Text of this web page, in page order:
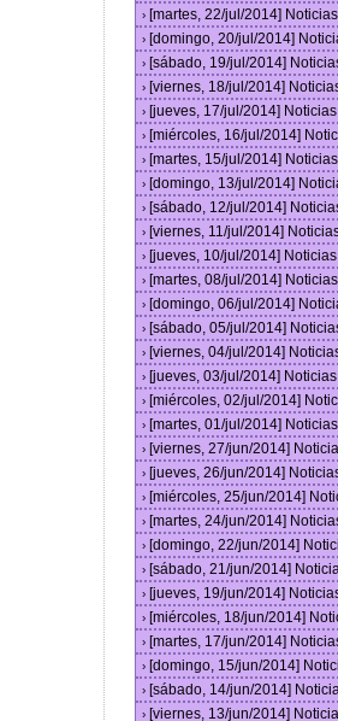
› [martes, 22/jul/2014]
› [domingo, 20/jul/2014]
› [sábado, 19/jul/2014]
› [viernes, 18/jul/2014]
› [jueves, 17/jul/2014]
› [miércoles, 16/jul/2014]
› [martes, 15/jul/2014]
› [domingo, 13/jul/2014]
› [sábado, 12/jul/2014]
› [viernes, 11/jul/2014]
› [jueves, 10/jul/2014]
› [martes, 08/jul/2014]
› [domingo, 06/jul/2014]
› [sábado, 05/jul/2014]
› [viernes, 04/jul/2014]
› [jueves, 03/jul/2014]
› [miércoles, 02/jul/2014]
› [martes, 01/jul/2014]
› [viernes, 27/jun/2014]
› [jueves, 26/jun/2014]
› [miércoles, 25/jun/2014]
› [martes, 24/jun/2014]
› [domingo, 22/jun/2014]
› [sábado, 21/jun/2014]
› [jueves, 19/jun/2014]
› [miércoles, 18/jun/2014]
› [martes, 17/jun/2014]
› [domingo, 15/jun/2014]
› [sábado, 14/jun/2014]
› [viernes, 13/jun/2014]